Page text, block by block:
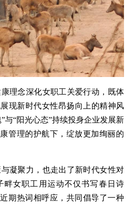
念深化女职工关爱行动，既体
现新时代女性昂扬向上的精神风
与“阳光心态”持续投身企业发展新
管理的护航下，绽放更加绚丽的
凝聚力，也走出了新时代女性对
畔女职工用运动不仅书写春日诗
期热词相呼应，共同倡导了一种